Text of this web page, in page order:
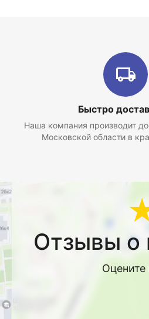
Быстро
Наша компания производит
Московской области в
Отзывы о
Оцените